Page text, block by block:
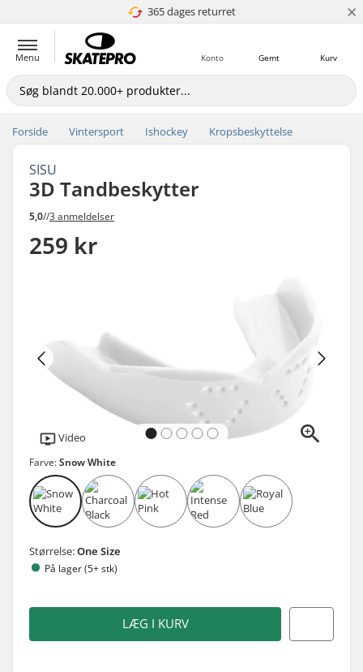
365 dages returret
4.8 ud af 5 ×
Menu Kurv
Gemt
Konto
Forside Vintersport Ishockey Kropsbeskyttelse
SISU
3D Tandbeskytter
5,0//3 anmeldelser
259 kr
Video
Farve:Snow White
Størrelse:One Size
På lager (5+ stk)
LÆG I KURV